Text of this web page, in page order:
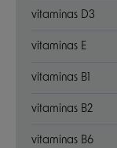
vitaminas D3
vitaminas E
vitaminas B1
vitaminas B2
vitaminas B6